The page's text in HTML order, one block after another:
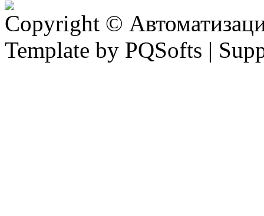
Copyright ©
Template by PQSofts |